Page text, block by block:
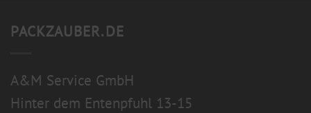
PACKZAUBER.DE
A&M Service GmbH
Hinter dem Entenpfuhl 13-15